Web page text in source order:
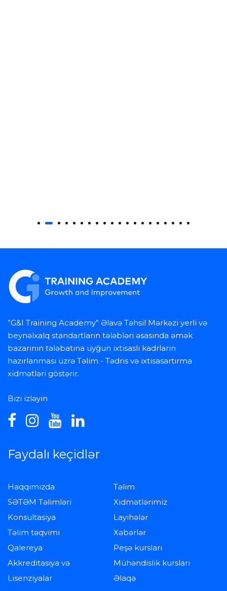
”G&I Training Academy” Əlavə Təhsil Mərkəzi yerli və
beynəlxalq standartların tələbləri əsasında əmək
bazarının tələbatına uyğun ixtisaslı kadrların
hazırlanması üzrə Təlim - Tədris və ixtisasartırma
xidmətləri göstərir.
Bizi izləyin
Faydalı keçidlər
Haqqımızda
Təlim
SƏTƏM Təlimləri
Xidmətlərimiz
Konsultasiya
Layihələr
Təlim təqvimi
Xəbərlər
Qalereya
Peşə kursları
Akkreditasiya və
Lisenziyalar
Mühəndislik kursları
Əlaqə